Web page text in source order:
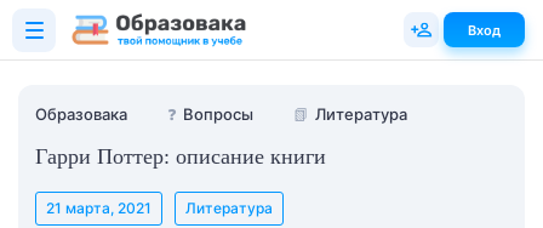
Образовака ❓ Вопросы 📗 Литература
Гарри Поттер: описание книги
21 марта, 2021 Литература
Вход